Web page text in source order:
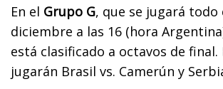
En el Grupo G, que se jugará todo
diciembre a las 16 (hora
está clasificado a octavos de final.
jugarán Brasil vs. Camerún y